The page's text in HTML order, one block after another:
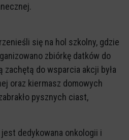
się na hol szkolny, gdzie
zbiórkę datków do
zachętą do wsparcia akcji była
oraz kiermasz domowych
pysznych ciast,
dedykowana onkologii i